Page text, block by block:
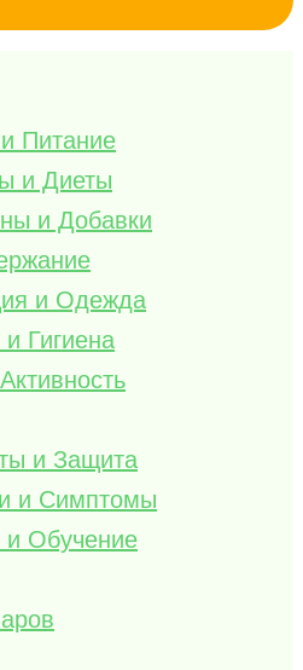
Питание
и Диеты
и Добавки
и Одежда
Гигиена
и Защита
и Симптомы
и Обучение